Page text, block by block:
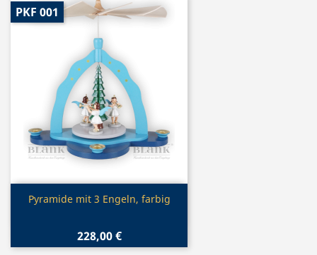
Vorschau
Pyramide mit 3 Engeln, farbig
228,00 €
PKF 001